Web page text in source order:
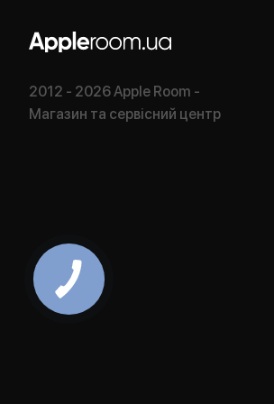
2012 - 2026 Apple Room -
Магазин та сервісний центр